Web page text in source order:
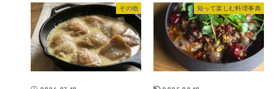
その他 知って楽しむ料理事典